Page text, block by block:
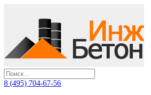
8 (495) 704-67-56